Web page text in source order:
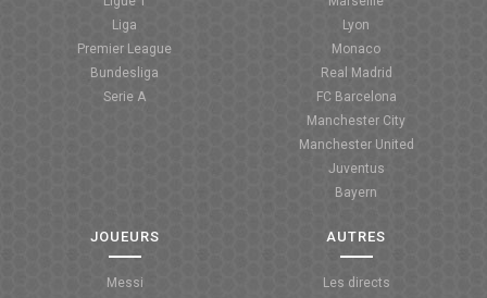
COUPE DE FRANCE
COUPE DE LA LIGUE
Liga
Premier League
Bundesliga
Serie A
Lyon
Monaco
Real Madrid
FC Barcelona
Manchester City
Manchester United
Juventus
Bayern
JOUEURS
Messi
AUTRES
Les directs